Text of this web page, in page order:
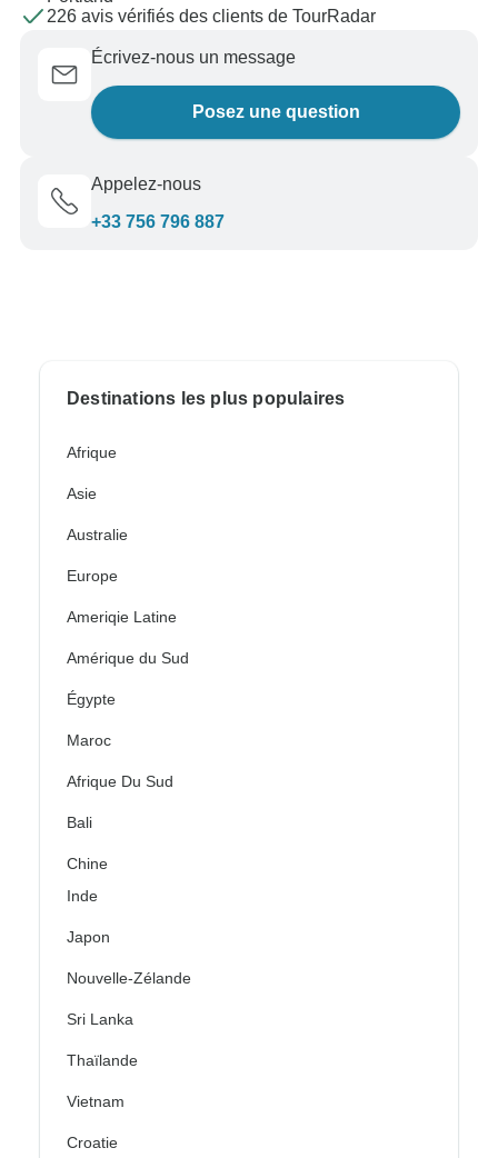
226 avis vérifiés des clients de TourRadar
Écrivez-nous un message
Posez une question
Appelez-nous
+33 756 796 887
Destinations les plus populaires
Afrique
Asie
Australie
Europe
Ameriqie Latine
Amérique du Sud
Égypte
Maroc
Afrique Du Sud
Bali
Chine
Inde
Japon
Nouvelle-Zélande
Sri Lanka
Thaïlande
Vietnam
Croatie